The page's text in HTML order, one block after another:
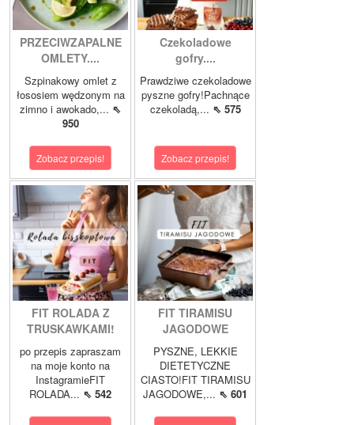
PRZECIWZAPALNE
OMLETY....
Szpinakowy omlet z
łososiem wędzonym na
zimno i awokado,... ⇖
950
Zobacz przepis!
Czekoladowe
gofry....
Prawdziwe czekoladowe
pyszne gofry!Pachnące
czekoladą,... ⇖ 575
Zobacz przepis!
FIT ROLADA Z
TRUSKAWKAMI!
po przepis zapraszam
na moje konto na
InstagramieFIT
ROLADA... ⇖ 542
FIT TIRAMISU
JAGODOWE
PYSZNE, LEKKIE
DIETETYCZNE
CIASTO!FIT TIRAMISU
JAGODOWE,... ⇖ 601